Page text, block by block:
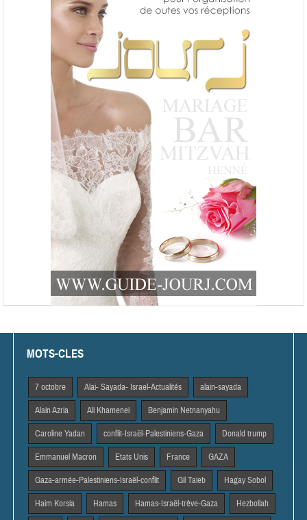
MOTS-CLES
7 octobre Alai- Sayada- Israel-Actualités alain-sayada
Alain Azria Ali Khamenei Benjamin Netnanyahu
Caroline Yadan conflit-Israël-Palestiniens-Gaza Donald trump
Emmanuel Macron Etats Unis France GAZA
Gaza-armée-Palestiniens-Israël-conflit Gil Taieb Hagay Sobol
Haim Korsia Hamas Hamas-Israël-trêve-Gaza Hezbollah